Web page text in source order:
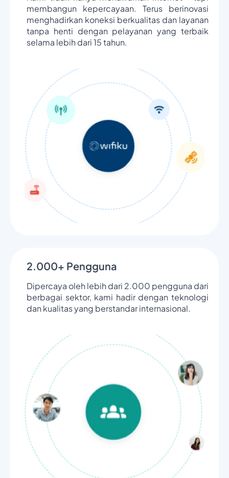
membangun kepercayaan. Terus berinovasi
menghadirkan koneksi berkualitas dan layanan
tanpa henti dengan pelayanan yang terbaik
selama lebih dari 15 tahun.
2.000+ Pengguna
Dipercaya oleh lebih dari 2.000 pengguna dari
berbagai sektor, kami hadir dengan teknologi
dan kualitas yang berstandar internasional.